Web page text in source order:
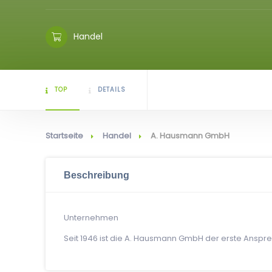
Handel
TOP DETAILS
Startseite Handel A. Hausmann GmbH
Beschreibung
Unternehmen
Seit 1946 ist die A. Hausmann GmbH der erste